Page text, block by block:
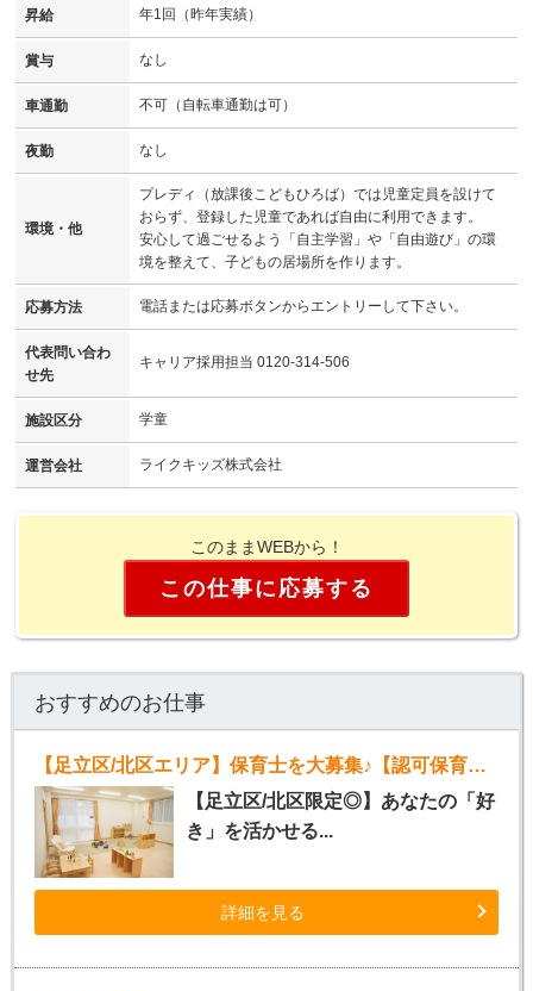
昇給 年1回（昨年実績）
賞与 なし
車通勤 不可（自転車通勤は可）
夜勤 なし
環境・他
プレディ（放課後こどもひろば）では児童定員を設けて
おらず、登録した児童であれば自由に利用できます。
安心して過ごせるよう「自主学習」や「自由遊び」の環
境を整えて、子どもの居場所を作ります。
応募方法 電話または応募ボタンからエントリーして下さい。
代表問い合わ
せ先
キャリア採用担当 0120-314-506
施設区分 学童
運営会社 ライクキッズ株式会社
このままWEBから！
この仕事に応募する
おすすめのお仕事
【足立区/北区エリア】保育士を大募集♪【認可保育園】
【足立区/北区限定◎】あなたの「好
き」を活かせる...
詳細を見る